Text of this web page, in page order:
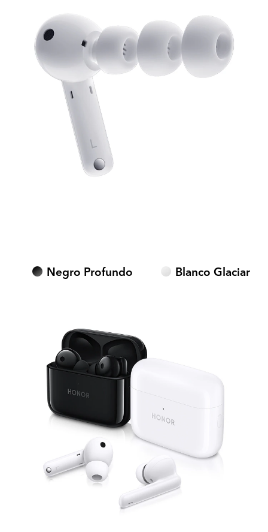
Negro Profundo Blanco Glaciar